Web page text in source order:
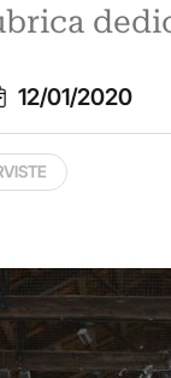
12/01/2020